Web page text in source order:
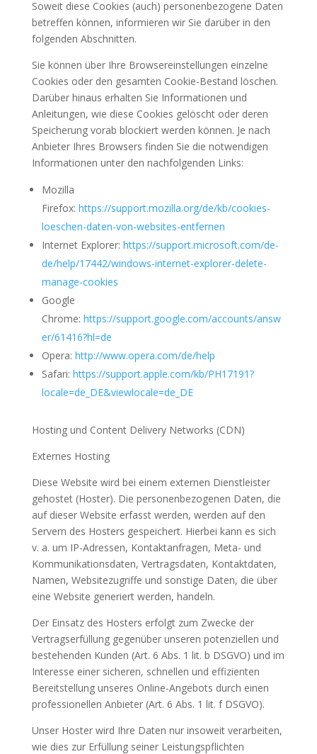
Soweit diese Cookies (auch) personenbezogene Daten
betreffen können, informieren wir Sie darüber in den
folgenden Abschnitten.
Sie können über Ihre Browsereinstellungen einzelne
Cookies oder den gesamten Cookie-Bestand löschen.
Darüber hinaus erhalten Sie Informationen und
Anleitungen, wie diese Cookies gelöscht oder deren
Speicherung vorab blockiert werden können. Je nach
Anbieter Ihres Browsers finden Sie die notwendigen
Informationen unter den nachfolgenden Links:
Mozilla
Firefox: https://support.mozilla.org/de/kb/cookies-
loeschen-daten-von-websites-entfernen
Internet Explorer: https://support.microsoft.com/de-
de/help/17442/windows-internet-explorer-delete-
manage-cookies
Google
Chrome: https://support.google.com/accounts/answ
er/61416?hl=de
Opera: http://www.opera.com/de/help
Safari: https://support.apple.com/kb/PH17191?
locale=de_DE&viewlocale=de_DE
Hosting und Content Delivery Networks (CDN)
Externes Hosting
Diese Website wird bei einem externen Dienstleister
gehostet (Hoster). Die personenbezogenen Daten, die
auf dieser Website erfasst werden, werden auf den
Servern des Hosters gespeichert. Hierbei kann es sich
v. a. um IP-Adressen, Kontaktanfragen, Meta- und
Kommunikationsdaten, Vertragsdaten, Kontaktdaten,
Namen, Websitezugriffe und sonstige Daten, die über
eine Website generiert werden, handeln.
Der Einsatz des Hosters erfolgt zum Zwecke der
Vertragserfüllung gegenüber unseren potenziellen und
bestehenden Kunden (Art. 6 Abs. 1 lit. b DSGVO) und im
Interesse einer sicheren, schnellen und effizienten
Bereitstellung unseres Online-Angebots durch einen
professionellen Anbieter (Art. 6 Abs. 1 lit. f DSGVO).
Unser Hoster wird Ihre Daten nur insoweit verarbeiten,
wie dies zur Erfüllung seiner Leistungspflichten